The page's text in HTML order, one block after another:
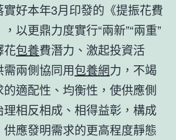
好本年3月印發的《提振花費
以更鼎力度實行“兩新”“兩重”
花包養費潛力、激起投資活
兩側協同用包養網力，不竭
適配性、均衡性，使供應側
相反相成、相得益彰，構成
應發明需求的更高程度靜態